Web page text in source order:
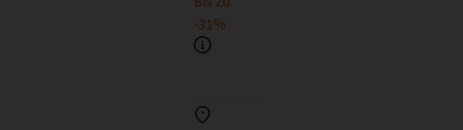
-31%